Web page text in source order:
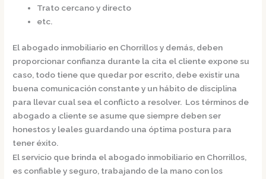
Trato cercano y directo
etc.
El abogado inmobiliario en Chorrillosy demás, deben
proporcionar confianza durante la cita el cliente expone su
caso, todo tiene que quedar por escrito, debe existir una
buena comunicación constante y un hábito de disciplina
para llevar cual sea el conflicto a resolver. Los términos de
abogado a cliente se asume que siempre deben ser
honestos y leales guardando una óptima postura para
tener éxito.
El servicio que brinda el abogado inmobiliario en Chorrillos,
es confiable y seguro, trabajando de la mano con los